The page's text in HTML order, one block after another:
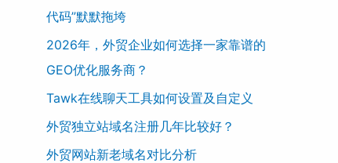
h
代码”默默拖垮
2026年，外贸企业如何选择一家靠谱的
GEO优化服务商？
Tawk在线聊天工具如何设置及自定义
外贸独立站域名注册几年比较好？
外贸网站新老域名对比分析